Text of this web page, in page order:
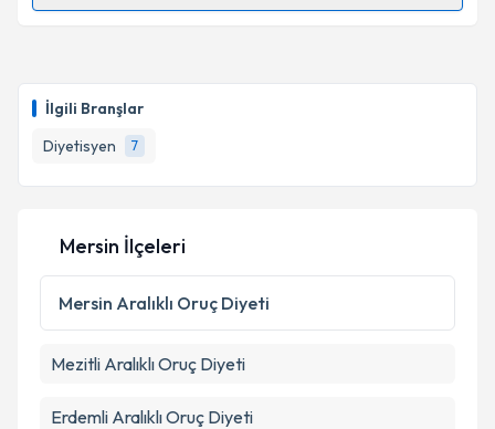
İlgili Branşlar
Diyetisyen
7
için bir takvim hazırlandığında e-posta ile
bilgilendireceğiz.
E-posta Adresiniz
Kişisel verilerimin işlenmesine ilişkin
Metni'ni okudum ve kişisel verilerimin belirtilen
Takvim Talebini Gönder
Mersin İlçeleri
Mersin Aralıklı Oruç Diyeti
Mezitli Aralıklı Oruç Diyeti
Erdemli Aralıklı Oruç Diyeti